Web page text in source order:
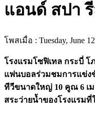
แอนด์ สปา
โพสเมื่อ : Tuesday, June
โรงแรมโซฟิเทล กระบี่
แฟนบอลร่วมชมการแข่ง
ทีวีขนาดใหญ่ 10 คูณ 6 เ
สระว่ายน้ำของโรงแรม